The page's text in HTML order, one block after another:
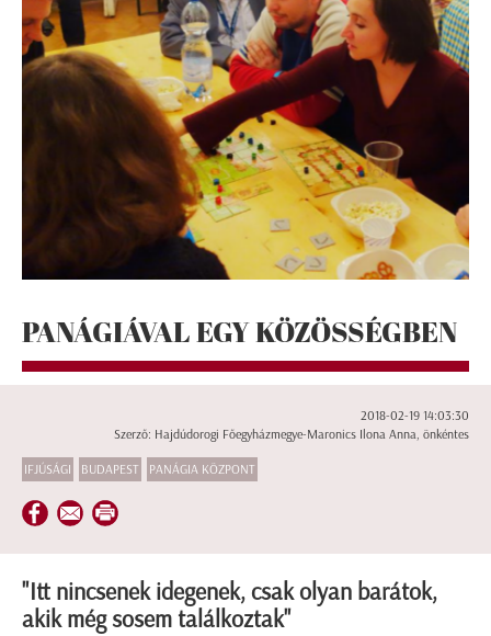
PANÁGIÁVAL EGY KÖZÖSSÉGBEN
2018-02-19 14:03:30
Szerző: Hajdúdorogi Főegyházmegye-Maronics Ilona Anna, önkéntes
IFJÚSÁGI BUDAPEST PANÁGIA KÖZPONT
"Itt nincsenek idegenek, csak olyan barátok,
akik még sosem találkoztak"